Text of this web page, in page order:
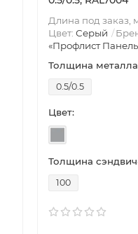
Длина под заказ,
Цвет: Серый
«Профлист
Толщина
0.5/0.5
Цвет:
Толщина
100